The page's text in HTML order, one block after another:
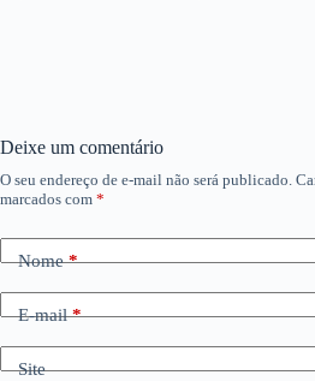
Deixe um comentário
O seu endereço de e-mail não será publicado.
marcados com *
Nome*
E-mail*
Site